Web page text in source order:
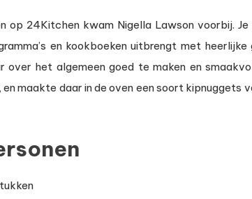
Airfryer
op 24Kitchen kwam Nigella Lawson voorbij.
en kookboeken uitbrengt met
over het algemeen goed te maken en
maakte daar in de oven een soort kipnuggets